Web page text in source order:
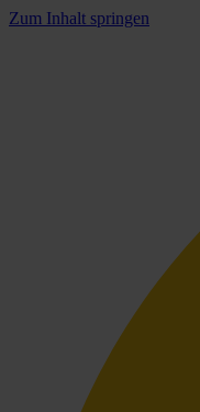
Zum Inhalt springen